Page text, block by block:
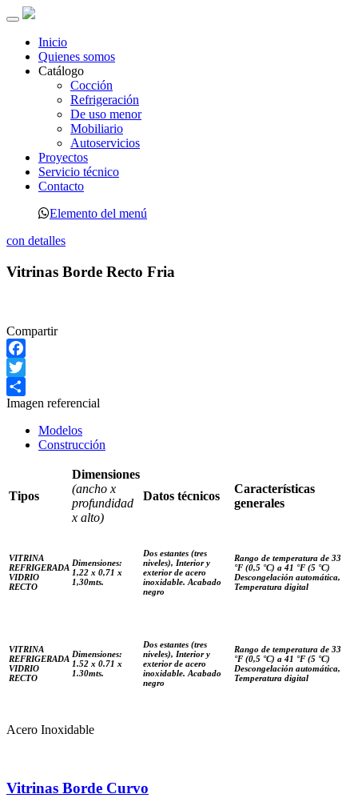
Toggle
navigation
Inicio
Quienes somos
Catálogo
Cocción
Refrigeración
De uso menor
Mobiliario
Autoservicios
Proyectos
Servicio técnico
Contacto
Elemento del menú
con detalles
Vitrinas Borde Recto Fria
Compartir
Facebook
Twitter
Compartir
Imagen referencial
Modelos
Construcción
Tipos
Dimensiones
(ancho x
profundidad
x alto)
Datos técnicos
Características
generales
VITRINA
REFRIGERADA
VIDRIO
RECTO
Dimensiones:
1,22 x 0,71 x
1,30mts.
Dos estantes (tres
niveles), Interior y
exterior de acero
inoxidable. Acabado
negro
Rango de temperatura de 33
°F (0,5 °C) a 41 °F (5 °C)
Descongelación automática,
Temperatura digital
VITRINA
REFRIGERADA
VIDRIO
RECTO
Dimensiones:
1.52 x 0.71 x
1.30mts.
Dos estantes (tres
niveles), Interior y
exterior de acero
inoxidable. Acabado
negro
Rango de temperatura de 33
°F (0,5 °C) a 41 °F (5 °C)
Descongelación automática,
Temperatura digital
Acero Inoxidable
Vitrinas Borde Curvo